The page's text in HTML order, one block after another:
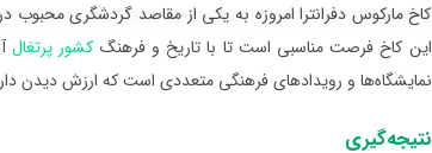
کاخ مارکوس دفرانترا امروزه به یکی از مقاصد گردشگری محبوب
این کاخ فرصت مناسبی است تا با تاریخ و فرهنگ کشور پرتغال
نمایشگاه‌ها و رویدادهای فرهنگی متعددی است که ارزش دیدن
نتیجه‌گیری